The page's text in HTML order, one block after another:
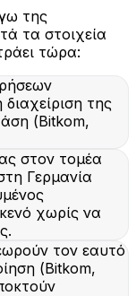
της
τα στοιχεία
τώρα:
της
(Bitkom,
στον τομέα
Γερμανία
χωρίς να
τον εαυτό
(Bitkom,